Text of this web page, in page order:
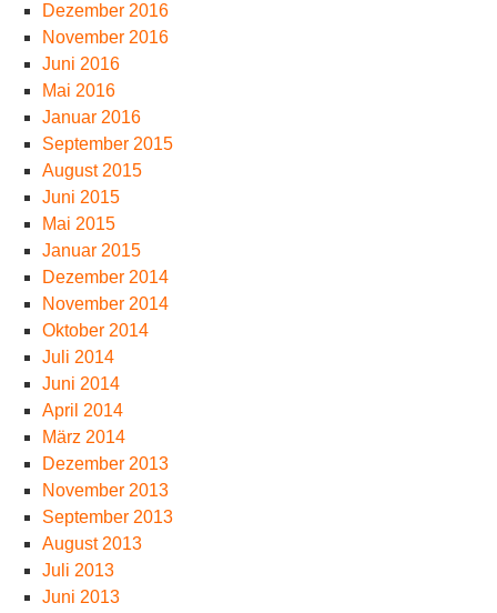
Dezember 2016
November 2016
Juni 2016
Mai 2016
Januar 2016
September 2015
August 2015
Juni 2015
Mai 2015
Januar 2015
Dezember 2014
November 2014
Oktober 2014
Juli 2014
Juni 2014
April 2014
März 2014
Dezember 2013
November 2013
September 2013
August 2013
Juli 2013
Juni 2013